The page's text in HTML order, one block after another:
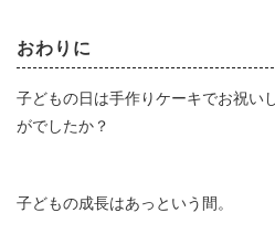
おわりに
子どもの日は手作りケーキでお祝
がでしたか？
子どもの成長はあっという間。